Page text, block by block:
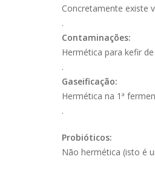
Concretamente existe
.
Contaminações:
Hermética para kefir
.
Gaseificação:
Hermética na 1ª
.
Probióticos:
Não hermética (isto é